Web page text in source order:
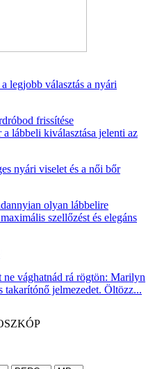
legjobb választás a nyári
frissítése
lábbeli kiválasztása jelenti az
nyári viselet és a női bőr
olyan lábbelire
szellőzést és elegáns
vághatnád rá rögtön: Marilyn
takarítónő jelmezedet. Öltözz...